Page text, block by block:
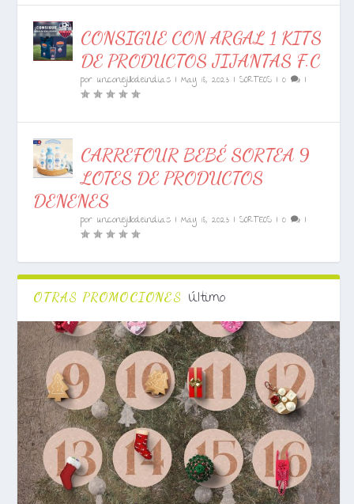
CONSIGUE CON ARGAL 1 KITS
DE PRODUCTOS JIJANTAS F.C
porunconejillodeindias |May 18, 2023 |SORTEOS |0 |
CARREFOUR BEBÉ SORTEA 9
LOTES DE PRODUCTOS
DENENES
porunconejillodeindias |May 18, 2023 |SORTEOS |0 |
OTRAS PROMOCIONES Último